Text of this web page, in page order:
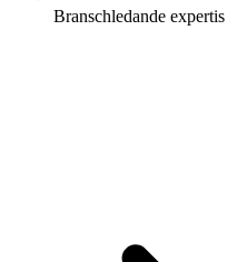
Branschledande expertis